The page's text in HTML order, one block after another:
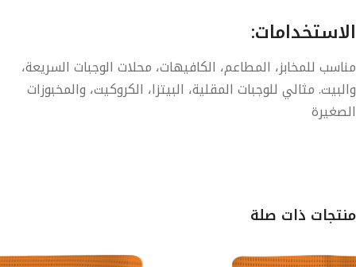
الاستخدامات:
مناسب للمخابز، المطاعم، الكافيهات، محلات الوجبات السريعة،
والبيت. مثالي للوجبات المقلية، البيتزا، الكروكيت، والمخبوزات
الصغيرة
منتجات ذات صلة